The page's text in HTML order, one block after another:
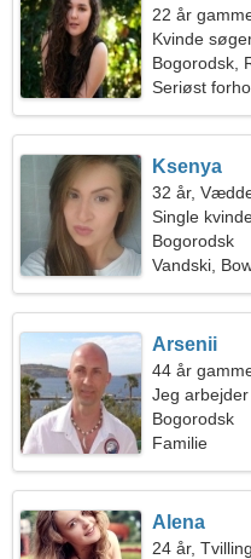
22 år
Kvinde
Bogorodsk,
Seriøst
Ksenya
32 år,
Single
Bogorodsk
Vandski,
Arsenii
44 år
Jeg
kvinde
Bogorodsk
Familie
Alena
24 år,